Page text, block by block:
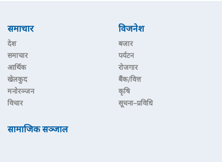
समाचार
देश
समाचार
आर्थिक
खेलकुद
मनोरञ्जन
विचार
विजनेश
बजार
पर्यटन
रोजगार
बैंक/वित्त
कृषि
सूचना–प्रविधि
सामाजिक सञ्जाल